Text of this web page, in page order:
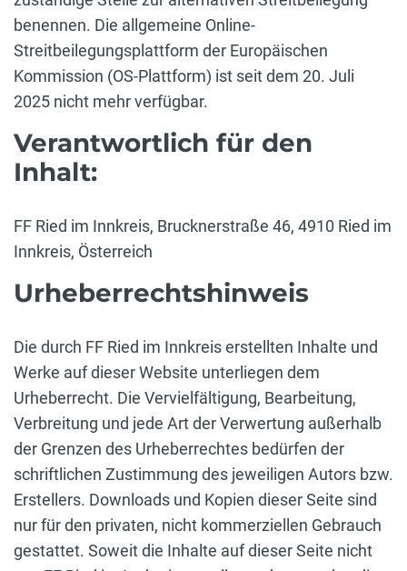
benennen. Die allgemeine Online-
Streitbeilegungsplattform der Europäischen
Kommission (OS-Plattform) ist seit dem 20. Juli
2025 nicht mehr verfügbar.
Verantwortlich für den
Inhalt:
FF Ried im Innkreis, Brucknerstraße 46, 4910 Ried im
Innkreis, Österreich
Urheberrechtshinweis
Die durch FF Ried im Innkreis erstellten Inhalte und
Werke auf dieser Website unterliegen dem
Urheberrecht. Die Vervielfältigung, Bearbeitung,
Verbreitung und jede Art der Verwertung außerhalb
der Grenzen des Urheberrechtes bedürfen der
schriftlichen Zustimmung des jeweiligen Autors bzw.
Erstellers. Downloads und Kopien dieser Seite sind
nur für den privaten, nicht kommerziellen Gebrauch
gestattet. Soweit die Inhalte auf dieser Seite nicht